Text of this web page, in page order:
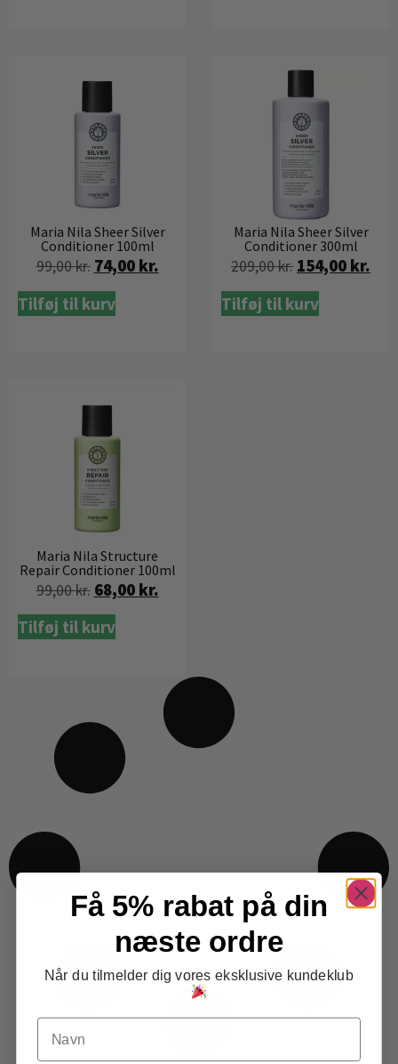
Maria Nila Sheer Silver
Conditioner 100ml
99,00kr. 74,00 kr.
Tilføj til kurv
Maria Nila Sheer Silver
Conditioner 300ml
209,00kr. 154,00 kr.
Tilføj til kurv
Maria Nila Structure
Repair Conditioner 100ml
99,00kr. 68,00 kr.
Tilføj til kurv
Få 5% rabat på din
næste ordre
Når du tilmelder dig vores eksklusive kundeklub
Navn